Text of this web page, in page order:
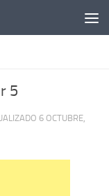
5
6 OCTUBRE,